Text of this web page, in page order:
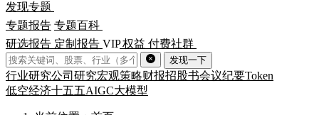
发现专题
专题报告 专题百科
研选报告 定制报告 VIP权益 付费社群
发现一下
行业研究公司研究宏观策略财报招股书会议纪要Token
低空经济十五五AIGC大模型